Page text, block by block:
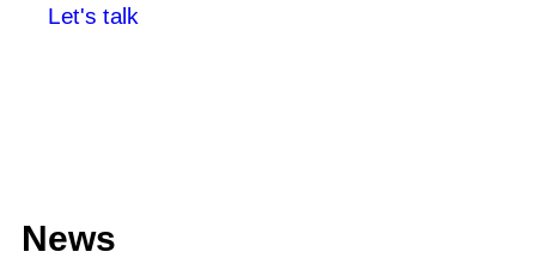
Let's talk
News